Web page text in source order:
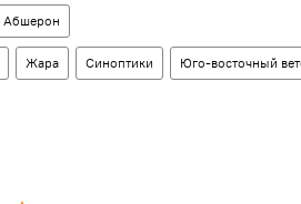
Абшерон
Жара Синоптики Юго-восточный